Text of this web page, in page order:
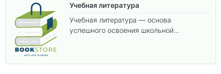
Учебная литература
Учебная литература — основа
успешного освоения школьной